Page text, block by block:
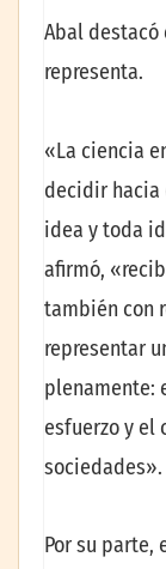
Abal destacó
representa.
«La ciencia
decidir hacia
idea y toda
afirmó,
también con
representar
plenamente:
esfuerzo y el
sociedades».
Por su parte,